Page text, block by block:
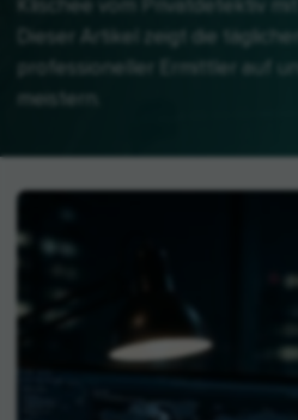
Klischee vom Privatdetektiv
professioneller Ermittler auf
meistern.